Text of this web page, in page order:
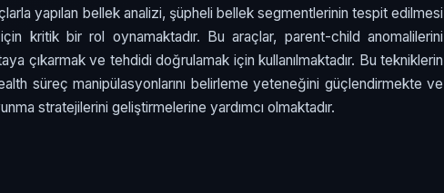
yapılan bellek analizi, şüpheli bellek segmentlerinin tespit edilmesi
kritik bir rol oynamaktadır. Bu araçlar, parent-child anomalilerini
çıkarmak ve tehdidi doğrulamak için kullanılmaktadır. Bu tekniklerin
süreç manipülasyonlarını belirleme yeteneğini güçlendirmekte ve
stratejilerini geliştirmelerine yardımcı olmaktadır.